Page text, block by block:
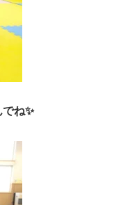
ね✨